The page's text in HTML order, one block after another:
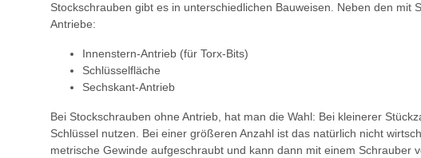
Stockschrauben gibt es in unterschiedlichen Bauweisen. Neben den
Antriebe:
Innenstern-Antrieb (für Torx-Bits)
Schlüsselfläche
Sechskant-Antrieb
Bei Stockschrauben ohne Antrieb, hat man die Wahl: Bei kleinerer
Schlüssel nutzen. Bei einer größeren Anzahl ist das natürlich nicht
metrische Gewinde aufgeschraubt und kann dann mit einem Schrauber